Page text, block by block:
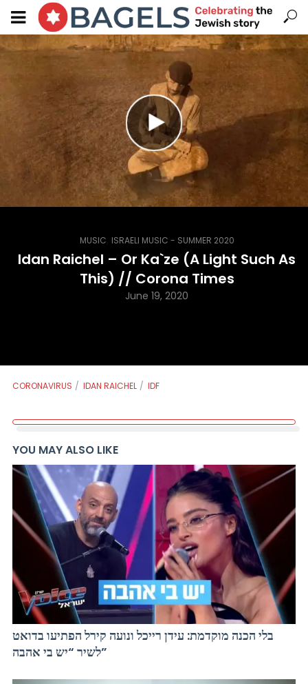
MUSIC ISRAELI MUSIC - SUMMER 2020
Idan Raichel – Or Ka`ze (A Light Such As
This) // Corona Times
June 19, 2020
CORONAVIRUS IDAN RAICHEL IDF
YOU MAY ALSO LIKE
בלי הכנה מוקדמת: עידן רייכל ונועה קירל הפתיעו בדואט
לשיר “יש בי אהבה”